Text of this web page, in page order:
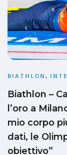
BIATHLON ,
Biathlon –
l’oro a
mio corpo
dati, le
obiettivo”